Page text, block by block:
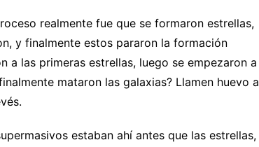
realmente fue que se formaron estrellas,
y finalmente estos pararon la formación
a las primeras estrellas, luego se empezaron a
mataron las galaxias? Llamen huevo a
estaban ahí antes que las estrellas,